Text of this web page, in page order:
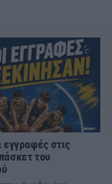
εγγραφές στις
του